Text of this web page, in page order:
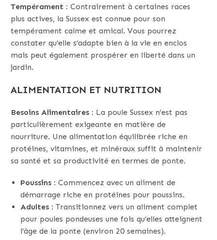
Tempérament : Contrairement à certaines races
plus actives, la Sussex est connue pour son
tempérament calme et amical. Vous pourrez
constater qu’elle s’adapte bien à la vie en enclos
mais peut également prospérer en liberté dans un
jardin.
ALIMENTATION ET NUTRITION
Besoins Alimentaires : La poule Sussex n’est pas
particulièrement exigeante en matière de
nourriture. Une alimentation équilibrée riche en
protéines, vitamines, et minéraux suffit à maintenir
sa santé et sa productivité en termes de ponte.
Poussins : Commencez avec un aliment de
démarrage riche en protéines pour poussins.
Adultes : Transitionnez vers un aliment complet
pour poules pondeuses une fois qu’elles atteignent
l’âge de la ponte (environ 20 semaines).